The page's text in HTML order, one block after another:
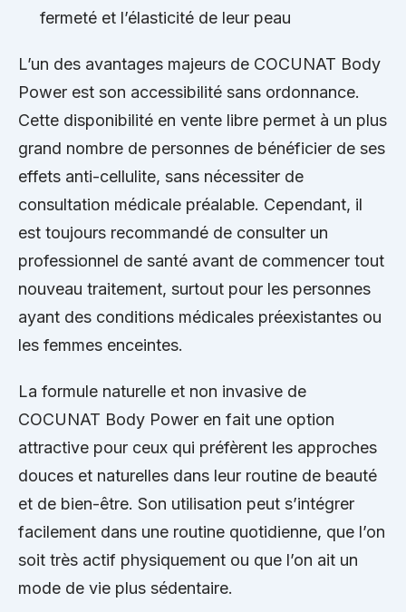
fermeté et l’élasticité de leur peau
L’un des avantages majeurs de COCUNAT Body
Power est son accessibilité sans ordonnance.
Cette disponibilité en vente libre permet à un plus
grand nombre de personnes de bénéficier de ses
effets anti-cellulite, sans nécessiter de
consultation médicale préalable. Cependant, il
est toujours recommandé de consulter un
professionnel de santé avant de commencer tout
nouveau traitement, surtout pour les personnes
ayant des conditions médicales préexistantes ou
les femmes enceintes.
La formule naturelle et non invasive de
COCUNAT Body Power en fait une option
attractive pour ceux qui préfèrent les approches
douces et naturelles dans leur routine de beauté
et de bien-être. Son utilisation peut s’intégrer
facilement dans une routine quotidienne, que l’on
soit très actif physiquement ou que l’on ait un
mode de vie plus sédentaire.